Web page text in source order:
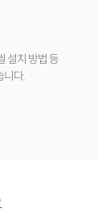
설치 방법 등
니다.